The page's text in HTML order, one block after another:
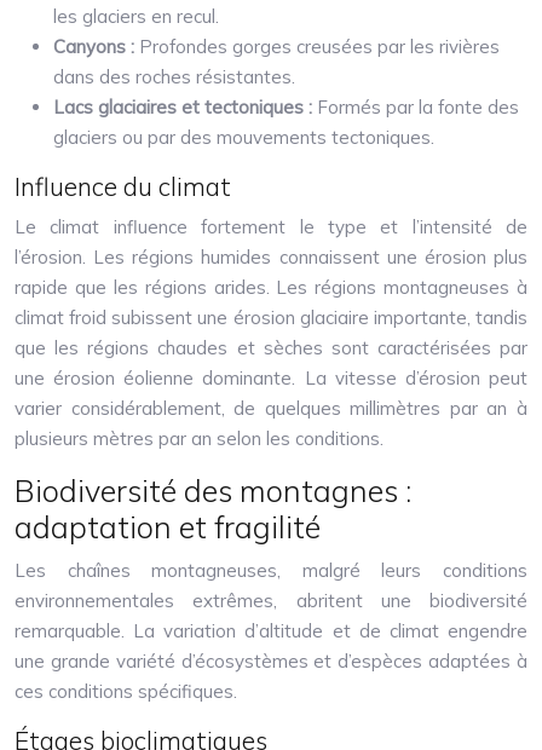
les glaciers en recul.
Canyons : Profondes gorges creusées par les rivières
dans des roches résistantes.
Lacs glaciaires et tectoniques : Formés par la fonte des
glaciers ou par des mouvements tectoniques.
Influence du climat
Le climat influence fortement le type et l’intensité de
l’érosion. Les régions humides connaissent une érosion plus
rapide que les régions arides. Les régions montagneuses à
climat froid subissent une érosion glaciaire importante, tandis
que les régions chaudes et sèches sont caractérisées par
une érosion éolienne dominante. La vitesse d’érosion peut
varier considérablement, de quelques millimètres par an à
plusieurs mètres par an selon les conditions.
Biodiversité des montagnes :
adaptation et fragilité
Les chaînes montagneuses, malgré leurs conditions
environnementales extrêmes, abritent une biodiversité
remarquable. La variation d’altitude et de climat engendre
une grande variété d’écosystèmes et d’espèces adaptées à
ces conditions spécifiques.
Étages bioclimatiques